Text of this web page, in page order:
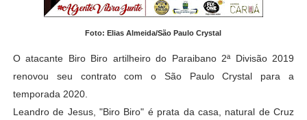
Foto: Elias Almeida/São Paulo Crystal
O atacante Biro Biro artilheiro do Paraibano 2ª Divisão 2019
renovou seu contrato com o São Paulo Crystal para a
temporada 2020.
Leandro de Jesus, "Biro Biro" é prata da casa, natural de Cruz